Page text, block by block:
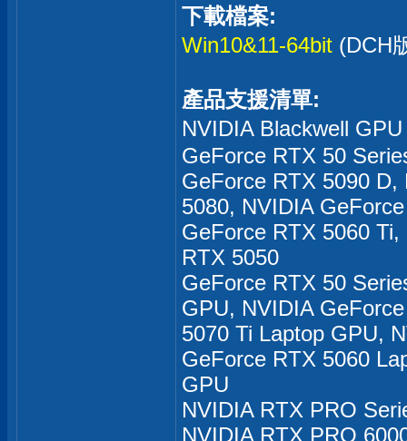
下載檔案:
Win10&11-64bit (DCH
產品支援清單:
NVIDIA Blackwell
GeForce RTX 50
GeForce RTX 5090
5080, NVIDIA
GeForce RTX 5060
RTX 5050
GeForce RTX 50
GPU, NVIDIA
5070 Ti Laptop GPU,
GeForce RTX 5060
GPU
NVIDIA RTX PRO
NVIDIA RTX PRO